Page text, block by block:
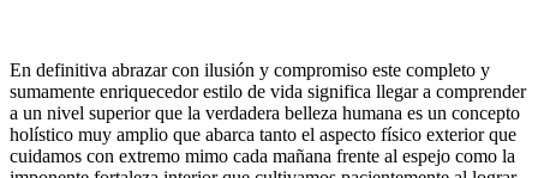
En definitiva abrazar con ilusión y compromiso este completo y
sumamente enriquecedor estilo de vida significa llegar a comprender
a un nivel superior que la verdadera belleza humana es un concepto
holístico muy amplio que abarca tanto el aspecto físico exterior que
cuidamos con extremo mimo cada mañana frente al espejo como la